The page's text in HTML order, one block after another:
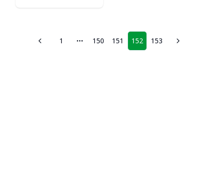
1 More pages
150 151 152 153